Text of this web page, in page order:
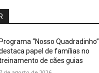
Programa “Nosso Quadradinho”
papel de famílias no
de cães guias